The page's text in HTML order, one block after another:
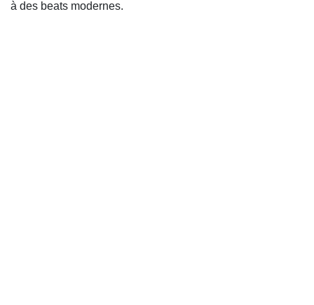
à des beats modernes.